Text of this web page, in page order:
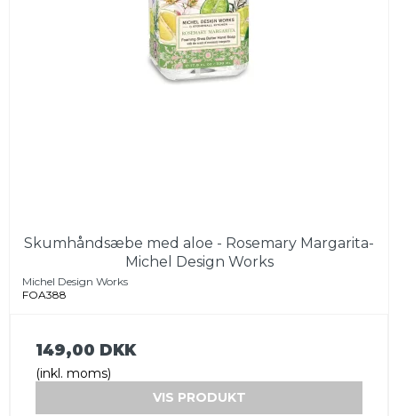
Skumhåndsæbe med aloe - Rosemary Margarita-
Michel Design Works
Michel Design Works
FOA388
149,00 DKK
(inkl. moms)
VIS PRODUKT